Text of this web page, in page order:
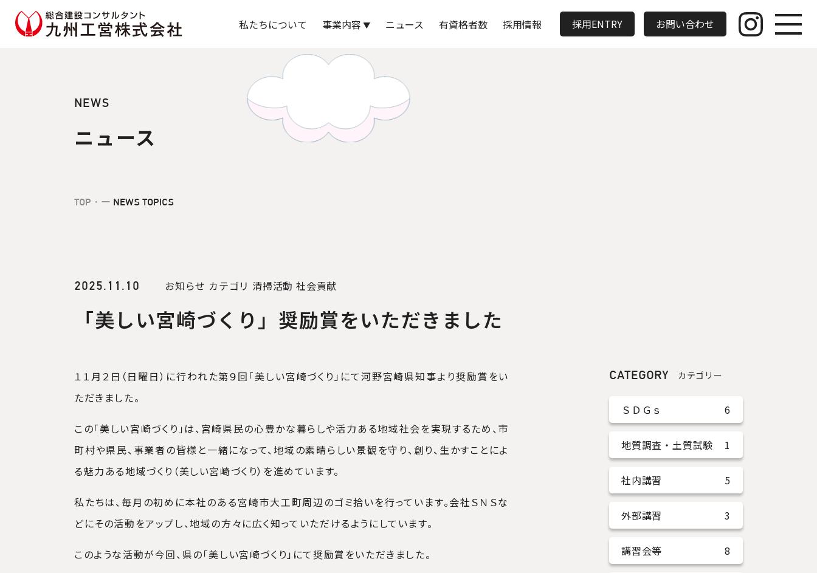
総合建設コンサルタント 九州工営株式会社
私たちについて 事業内容 ニュース 有資格者数 採用情報 採用ENTRY お問い合わせ
NEWS
ニュース
TOP ・ー NEWS TOPICS
2025.11.10 お知らせ カテゴリ 清掃活動 社会貢献
「美しい宮崎づくり」奨励賞をいただきました
１１月２日（日曜日）に行われた第９回「美しい宮崎づくり」にて河野宮崎県知事より奨励賞をい
ただきました。
この「美しい宮崎づくり」は、宮崎県民の心豊かな暮らしや活力ある地域社会を実現するため、市
町村や県民、事業者の皆様と一緒になって、地域の素晴らしい景観を守り、創り、生かすことによ
る魅力ある地域づくり（美しい宮崎づくり）を進めています。
私たちは、毎月の初めに本社のある宮崎市大工町周辺のゴミ拾いを行っています。会社ＳＮＳな
どにその活動をアップし、地域の方々に広く知っていただけるようにしています。
このような活動が今回、県の「美しい宮崎づくり」にて奨励賞をいただきました。
CATEGORY カテゴリー
ＳＤＧｓ 6
地質調査・土質試験 1
社内講習 5
外部講習 3
講習会等 8